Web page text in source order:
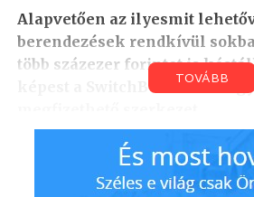
Alapvetően az ilyesmit
berendezések rendkívül
több százezer forintot is
képest a SwitchBot Curtain egy
Mielőtt bárki valami hihetetlen
SwitchBot Curtain lényegében
TOVÁBB